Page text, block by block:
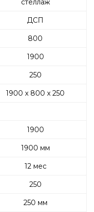
стеллаж
ДСП
800
1900
250
1900 x 800 x 250
1900
1900 мм
12 мес
250
250 мм